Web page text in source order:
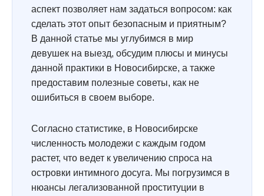
аспект позволяет нам задаться вопросом: как
сделать этот опыт безопасным и приятным?
В данной статье мы углубимся в мир
девушек на выезд, обсудим плюсы и минусы
данной практики в Новосибирске, а также
предоставим полезные советы, как не
ошибиться в своем выборе.
Согласно статистике, в Новосибирске
численность молодежи с каждым годом
растет, что ведет к увеличению спроса на
островки интимного досуга. Мы погрузимся в
нюансы легализованной проституции в